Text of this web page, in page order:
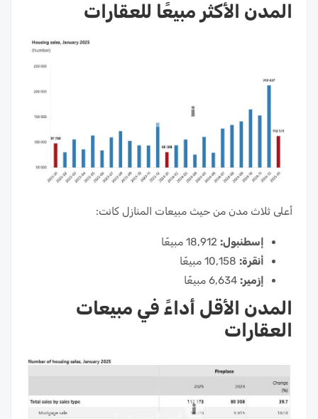
المدن الأكثر مبيعًا للعقارات
أعلى ثلاث مدن من حيث مبيعات المنازل كانت:
إسطنبول:
أنقرة:
إزمير:
المدن الأقل أداءً في مبيعات
العقارات